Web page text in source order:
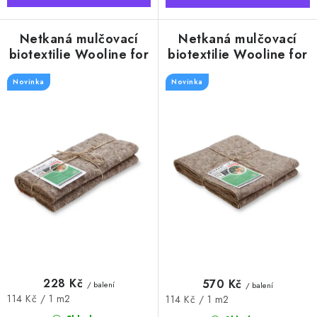
Netkaná mulčovací
biotextilie Wooline for
Garden©, rozměr 1 x 2
m, 250g/m2
Novinka
228 Kč / balení
Měrná
114 Kč / 1 m2
Netkaná mulčovací
biotextilie Wooline for
Garden©, rozměr 1 x 5
m, 250g/m2
Novinka
570 Kč / balení
Měrná
114 Kč / 1 m2